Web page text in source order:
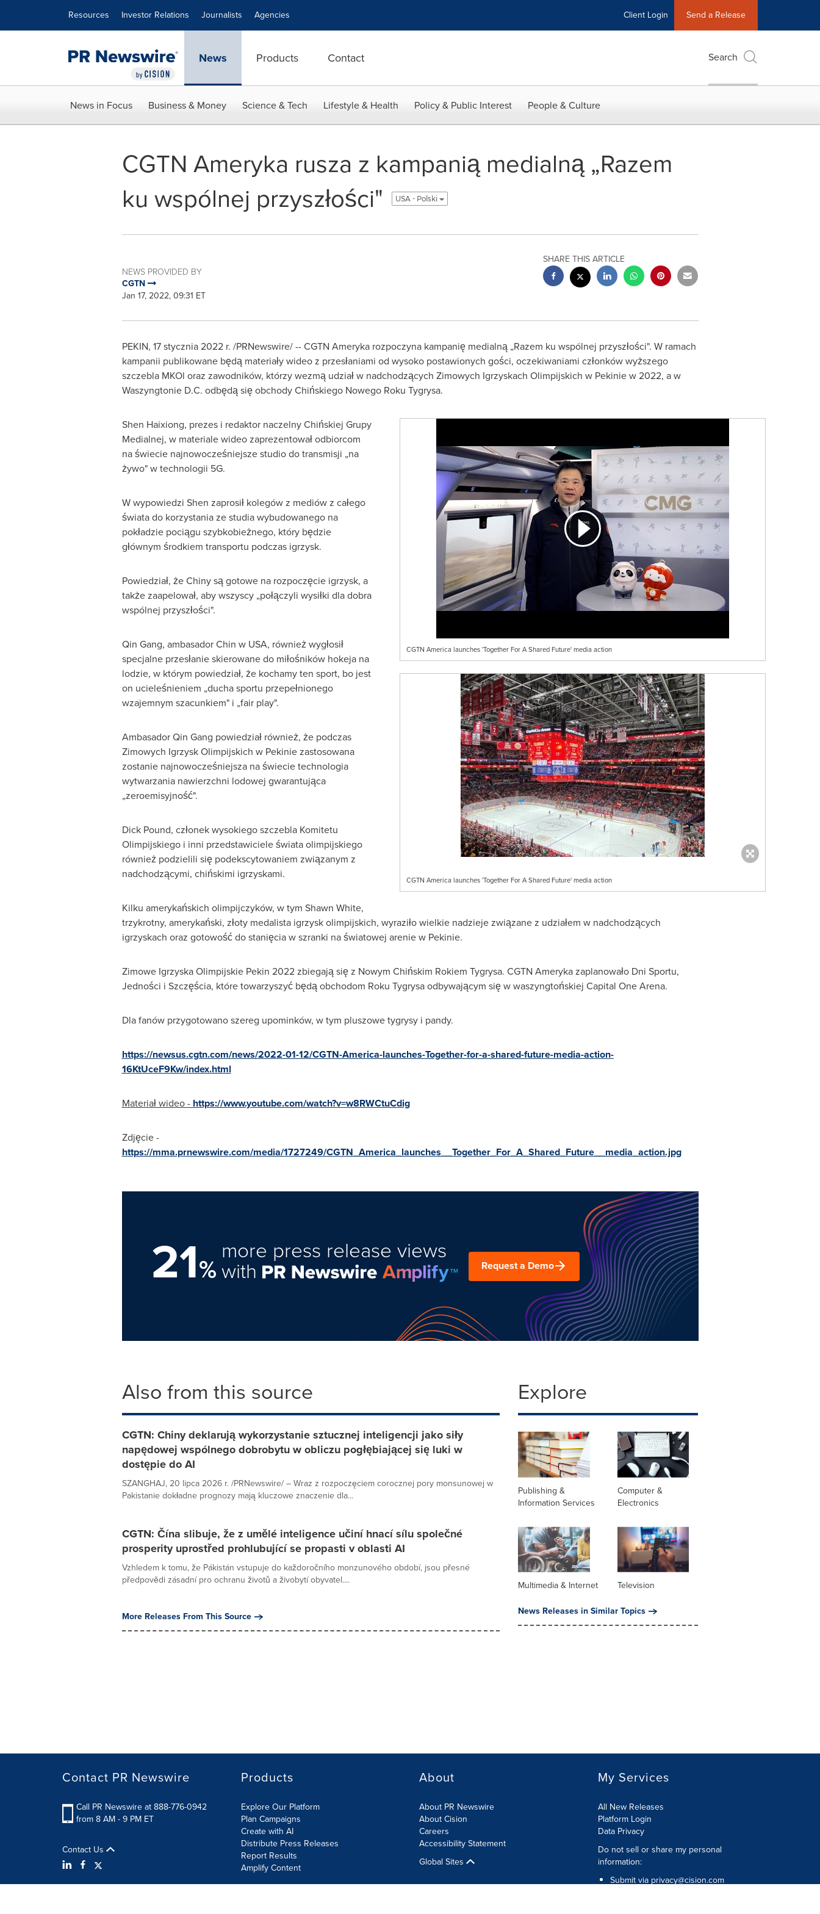
Resources Investor Relations Journalists Agencies Client Login Send a Release
News Products Contact Search
News in Focus Business & Money Science & Tech Lifestyle & Health Policy & Public Interest People & Culture
CGTN Ameryka rusza z kampanią medialną „Razem
ku wspólnej przyszłości"
USA - Polski
NEWS PROVIDED BY
CGTN
Jan 17, 2022, 09:31 ET
SHARE THIS ARTICLE
PEKIN, 17 stycznia 2022 r. /PRNewswire/ -- CGTN Ameryka rozpoczyna kampanię medialną „Razem ku wspólnej przyszłości". W ramach
kampanii publikowane będą materiały wideo z przesłaniami od wysoko postawionych gości, oczekiwaniami członków wyższego
szczebla MKOl oraz zawodników, którzy wezmą udział w nadchodzących Zimowych Igrzyskach Olimpijskich w Pekinie w 2022, a w
Waszyngtonie D.C. odbędą się obchody Chińskiego Nowego Roku Tygrysa.
CGTN America launches 'Together For A Shared Future' media action
CGTN America launches 'Together For A Shared Future' media action
Shen Haixiong, prezes i redaktor naczelny Chińskiej Grupy
Medialnej, w materiale wideo zaprezentował odbiorcom
na świecie najnowocześniejsze studio do transmisji „na
żywo" w technologii 5G.
W wypowiedzi Shen zaprosił kolegów z mediów z całego
świata do korzystania ze studia wybudowanego na
pokładzie pociągu szybkobieżnego, który będzie
głównym środkiem transportu podczas igrzysk.
Powiedział, że Chiny są gotowe na rozpoczęcie igrzysk, a
także zaapelował, aby wszyscy „połączyli wysiłki dla dobra
wspólnej przyszłości".
Qin Gang, ambasador Chin w USA, również wygłosił
specjalne przesłanie skierowane do miłośników hokeja na
lodzie, w którym powiedział, że kochamy ten sport, bo jest
on ucieleśnieniem „ducha sportu przepełnionego
wzajemnym szacunkiem" i „fair play".
Ambasador Qin Gang powiedział również, że podczas
Zimowych Igrzysk Olimpijskich w Pekinie zastosowana
zostanie najnowocześniejsza na świecie technologia
wytwarzania nawierzchni lodowej gwarantująca
„zeroemisyjność".
Dick Pound, członek wysokiego szczebla Komitetu
Olimpijskiego i inni przedstawiciele świata olimpijskiego
również podzielili się podekscytowaniem związanym z
nadchodzącymi, chińskimi igrzyskami.
Kilku amerykańskich olimpijczyków, w tym Shawn White,
trzykrotny, amerykański, złoty medalista igrzysk olimpijskich, wyraziło wielkie nadzieje związane z udziałem w nadchodzących
igrzyskach oraz gotowość do stanięcia w szranki na światowej arenie w Pekinie.
Zimowe Igrzyska Olimpijskie Pekin 2022 zbiegają się z Nowym Chińskim Rokiem Tygrysa. CGTN Ameryka zaplanowało Dni Sportu,
Jedności i Szczęścia, które towarzyszyć będą obchodom Roku Tygrysa odbywającym się w waszyngtońskiej Capital One Arena.
Dla fanów przygotowano szereg upominków, w tym pluszowe tygrysy i pandy.
https://newsus.cgtn.com/news/2022-01-12/CGTN-America-launches-Together-for-a-shared-future-media-action-
16KtUceF9Kw/index.html
Materiał wideo - https://www.youtube.com/watch?v=w8RWCtuCdig
Zdjęcie -
https://mma.prnewswire.com/media/1727249/CGTN_America_launches__Together_For_A_Shared_Future__media_action.jpg
21%
more press release views
with Request a Demo
Also from this source
CGTN: Chiny deklarują wykorzystanie sztucznej inteligencji jako siły
napędowej wspólnego dobrobytu w obliczu pogłębiającej się luki w
dostępie do AI
SZANGHAJ, 20 lipca 2026 r. /PRNewswire/ – Wraz z rozpoczęciem corocznej pory monsunowej w
Pakistanie dokładne prognozy mają kluczowe znaczenie dla...
CGTN: Čína slibuje, že z umělé inteligence učiní hnací sílu společné
prosperity uprostřed prohlubující se propasti v oblasti AI
Vzhledem k tomu, že Pákistán vstupuje do každoročního monzunového období, jsou přesné
předpovědi zásadní pro ochranu životů a živobytí obyvatel....
More Releases From This Source
Explore
Publishing &
Information Services
Computer &
Electronics
Multimedia & Internet
Television
News Releases in Similar Topics
Contact PR Newswire
Call PR Newswire at 888-776-0942
from 8 AM - 9 PM ET
Contact Us
Products
Explore Our Platform
Plan Campaigns
Create with AI
Distribute Press Releases
Report Results
Amplify Content
About
About PR Newswire
About Cision
Careers
Accessibility Statement
Global Sites
My Services
All New Releases
Platform Login
Data Privacy
Do not sell or share my personal
information:
Submit via privacy@cision.com